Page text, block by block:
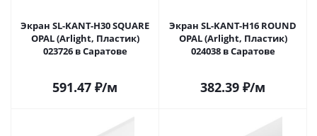
Экран SL-KANT-H30 SQUARE
OPAL (Arlight, Пластик)
023726 в Саратове
591.47 ₽/м
Экран SL-KANT-H16 ROUND
OPAL (Arlight, Пластик)
024038 в Саратове
382.39 ₽/м